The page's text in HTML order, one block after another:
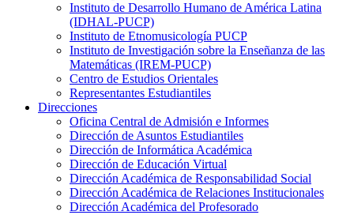
Instituto de Desarrollo Humano de América Latina
(IDHAL-PUCP)
Instituto de Etnomusicología PUCP
Instituto de Investigación sobre la Enseñanza de las
Matemáticas (IREM-PUCP)
Centro de Estudios Orientales
Representantes Estudiantiles
Direcciones
Oficina Central de Admisión e Informes
Dirección de Asuntos Estudiantiles
Dirección de Informática Académica
Dirección de Educación Virtual
Dirección Académica de Responsabilidad Social
Dirección Académica de Relaciones Institucionales
Dirección Académica del Profesorado